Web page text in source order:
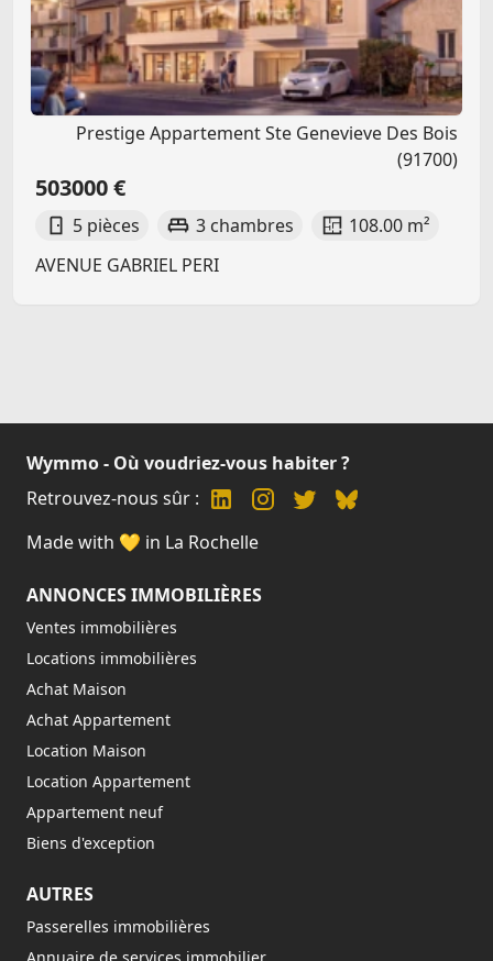
Prestige Appartement Ste Genevieve Des Bois
(91700)
503000 €
5 pièces 3 chambres
108.00 m²
AVENUE GABRIEL PERI
Wymmo - Où voudriez-vous habiter ?
Retrouvez-nous sûr :
Made with 💛 in La Rochelle
ANNONCES IMMOBILIÈRES
Ventes immobilières
Locations immobilières
Achat Maison
Achat Appartement
Location Maison
Location Appartement
Appartement neuf
Biens d'exception
AUTRES
Passerelles immobilières